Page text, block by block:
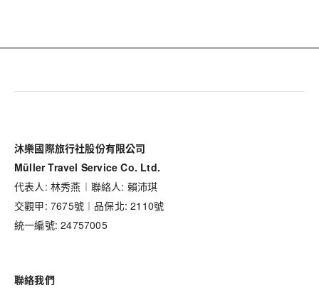
沐樂國際旅行社股份有限公司
Müller Travel Service Co. Ltd.
代表人: 林秀燕︱聯絡人: 賴沛琪
交觀甲: 7675號︱品保北: 2110號
統一編號: 24757005
聯絡我們